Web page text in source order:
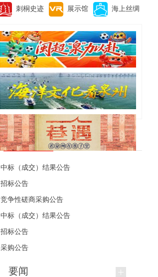
刺桐史迹 展示馆 海上丝绸
便民资讯
中标（成交）结果公告
招标公告
竞争性磋商采购公告
中标（成交）结果公告
招标公告
采购公告
要闻